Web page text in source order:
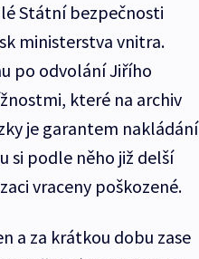
Státní bezpečnosti
ministerstva vnitra.
po odvolání Jiřího
které na archiv
je garantem nakládání
si podle něho již delší
vraceny poškozené.
a za krátkou dobu zase